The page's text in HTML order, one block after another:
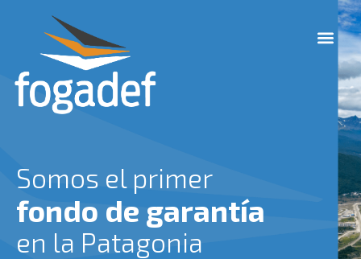
M
e
Somos el primer
fondo de garantía
en la Patagonia